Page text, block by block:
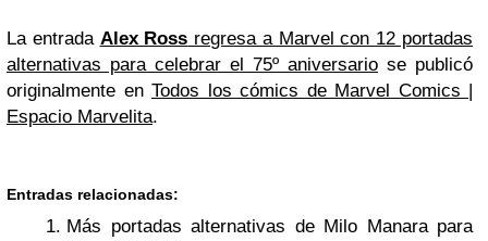
La entrada Alex Ross regresa a Marvel con 12 portadas
alternativas para celebrar el 75º aniversario se publicó
originalmente en Todos los cómics de Marvel Comics |
Espacio Marvelita.
Entradas relacionadas:
Más portadas alternativas de Milo Manara para